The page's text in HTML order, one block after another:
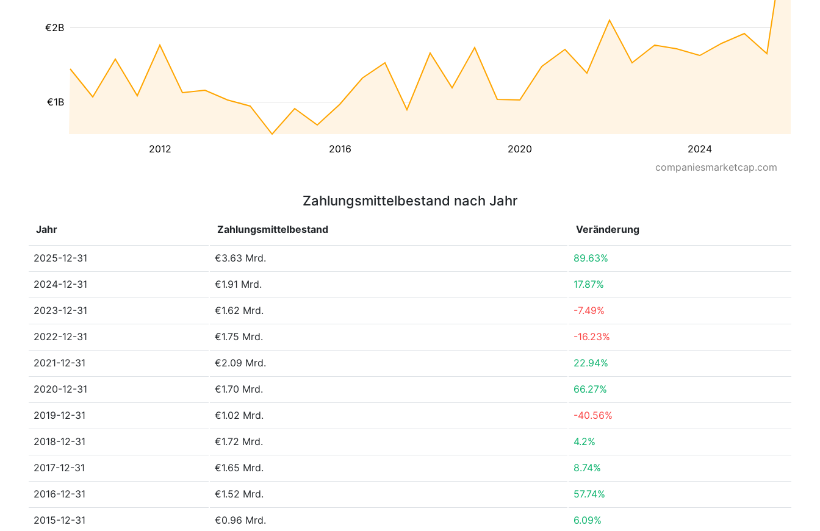
2012 2016 2020 2024
€1B
€2B
companiesmarketcap.com
Zahlungsmittelbestand nach Jahr
Jahr Zahlungsmittelbestand Veränderung
2025-12-31 €3.63 Mrd. 89.63%
2024-12-31 €1.91 Mrd. 17.87%
2023-12-31 €1.62 Mrd. -7.49%
2022-12-31 €1.75 Mrd. -16.23%
2021-12-31 €2.09 Mrd. 22.94%
2020-12-31 €1.70 Mrd. 66.27%
2019-12-31 €1.02 Mrd. -40.56%
2018-12-31 €1.72 Mrd. 4.2%
2017-12-31 €1.65 Mrd. 8.74%
2016-12-31 €1.52 Mrd. 57.74%
2015-12-31 €0.96 Mrd. 6.09%